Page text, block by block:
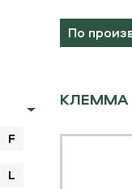
По
F
L
КЛЕММА